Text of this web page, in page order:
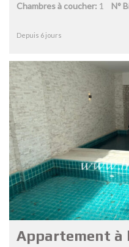
Chambres à coucher: 1 N°
Depuis 6 jours
Appartement à